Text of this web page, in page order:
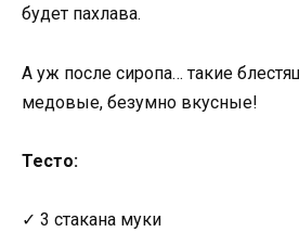
будет пахлава.
А уж после сиропа… такие
медовые, безумно вкусные!
Тесто:
✓ 3 стакана муки